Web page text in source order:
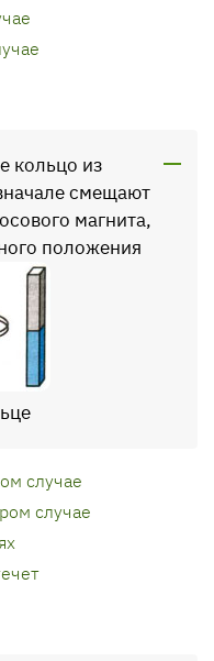
кольцо из
смещают
магнита,
положения
случае
случае